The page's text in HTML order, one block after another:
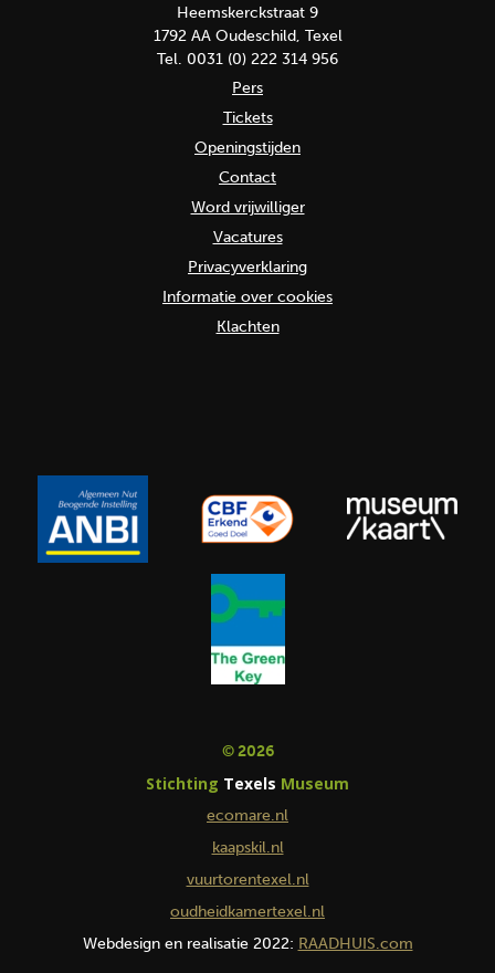
Heemskerckstraat 9
1792 AA Oudeschild, Texel
Tel. 0031 (0) 222 314 956
Pers
Tickets
Openingstijden
Contact
Word vrijwilliger
Vacatures
Privacyverklaring
Informatie over cookies
Klachten
© 2026
Stichting Texels Museum
ecomare.nl
kaapskil.nl
vuurtorentexel.nl
oudheidkamertexel.nl
Webdesign en realisatie 2022: RAADHUIS.com